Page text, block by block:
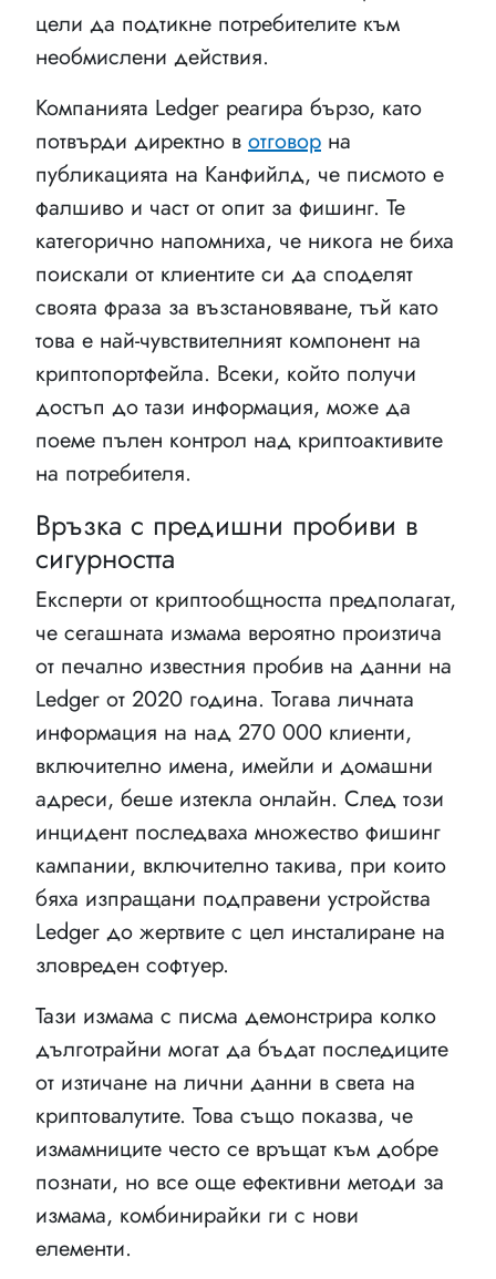
цели да подтикне потребителите към
необмислени действия.
Компанията Ledger реагира бързо, като
потвърди директно в отговор на
публикацията на Канфийлд, че писмото е
фалшиво и част от опит за фишинг. Те
категорично напомниха, че никога не биха
поискали от клиентите си да споделят
своята фраза за възстановяване, тъй като
това е най-чувствителният компонент на
криптопортфейла. Всеки, който получи
достъп до тази информация, може да
поеме пълен контрол над криптоактивите
на потребителя.
Връзка с предишни пробиви в
сигурността
Експерти от криптообщността предполагат,
че сегашната измама вероятно произтича
от печално известния пробив на данни на
Ledger от 2020 година. Тогава личната
информация на над 270 000 клиенти,
включително имена, имейли и домашни
адреси, беше изтекла онлайн. След този
инцидент последваха множество фишинг
кампании, включително такива, при които
бяха изпращани подправени устройства
Ledger до жертвите с цел инсталиране на
зловреден софтуер.
Тази измама с писма демонстрира колко
дълготрайни могат да бъдат последиците
от изтичане на лични данни в света на
криптовалутите. Това също показва, че
измамниците често се връщат към добре
познати, но все още ефективни методи за
измама, комбинирайки ги с нови
елементи.